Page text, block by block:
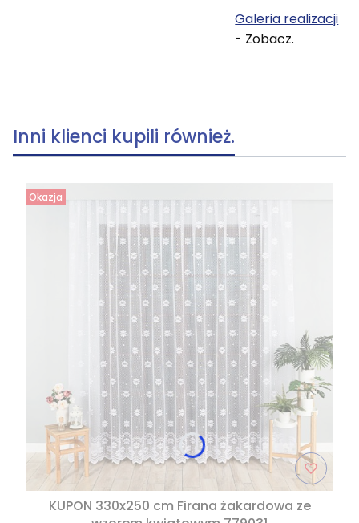
Galeria realizacji
- Zobacz.
Inni klienci kupili również.
Okazja
KUPON 330x250 cm Firana żakardowa ze